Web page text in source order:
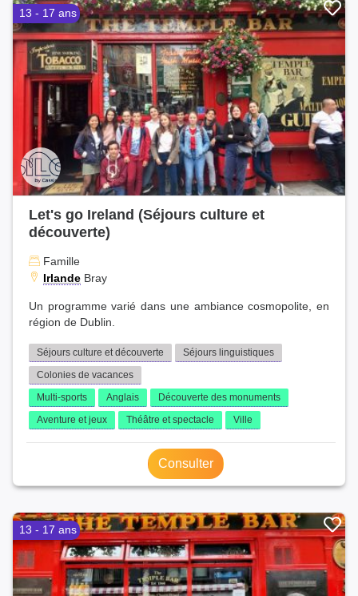
13 - 17 ans
Let's go Ireland (Séjours culture et
découverte)
Famille
Irlande Bray
Un programme varié dans une ambiance cosmopolite, en
région de Dublin.
Séjours culture et découverte
Séjours linguistiques
Colonies de vacances
Multi-sports
Anglais
Découverte des monuments
Aventure et jeux
Théâtre et spectacle Ville
Consulter
13 - 17 ans